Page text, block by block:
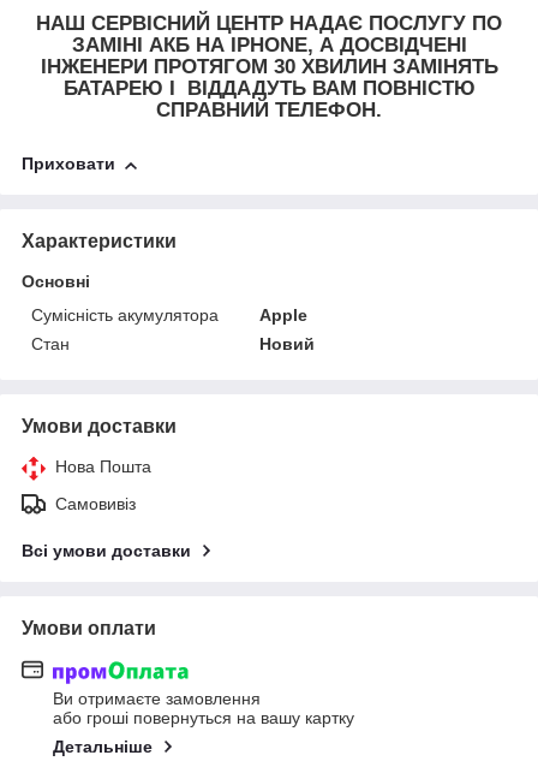
НАШ СЕРВІСНИЙ ЦЕНТР НАДАЄ ПОСЛУГУ ПО
ЗАМІНІ АКБ НА IPHONE, А ДОСВІДЧЕНІ
ІНЖЕНЕРИ ПРОТЯГОМ 30 ХВИЛИН ЗАМІНЯТЬ
БАТАРЕЮ І ВІДДАДУТЬ ВАМ ПОВНІСТЮ
СПРАВНИЙ ТЕЛЕФОН.
Приховати
Характеристики
Основні
Сумісність акумулятора
Apple
Стан
Новий
Умови доставки
Нова Пошта
Самовивіз
Всі умови доставки
Умови оплати
Ви отримаєте замовлення
або гроші повернуться на вашу картку
Детальніше